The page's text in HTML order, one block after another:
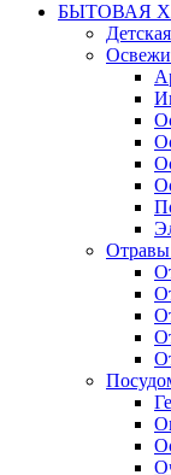
БЫТОВАЯ
Отравы